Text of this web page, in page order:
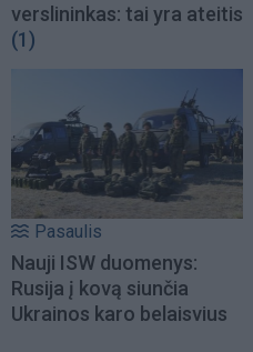
verslininkas: tai yra ateitis
(1)
Pasaulis
Nauji ISW duomenys:
Rusija į kovą siunčia
Ukrainos karo belaisvius